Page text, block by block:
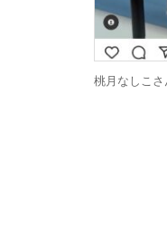
桃月なしこさ